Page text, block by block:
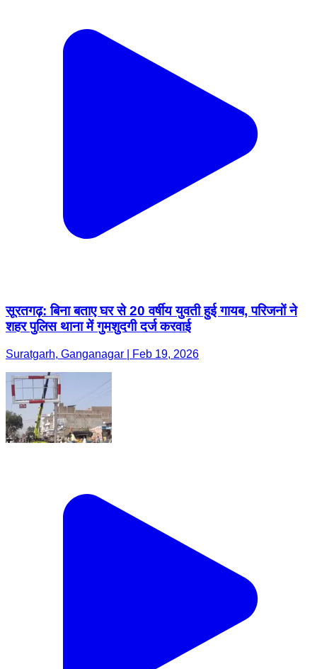
सूरतगढ़: बिना बताए घर से 20 वर्षीय युवती हुई गायब, परिजनों ने
शहर पुलिस थाना में गुमशुदगी दर्ज करवाई
Suratgarh, Ganganagar | Feb 19, 2026